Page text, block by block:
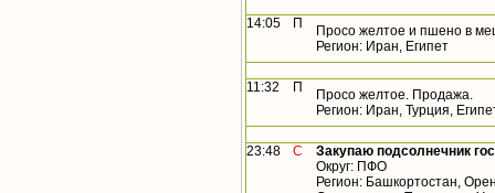
14:05 П
Просо желтое и пшено в
Регион: Иран, Египет
11:32 П
Просо желтое. Продажа.
Регион: Иран, Турция,
23:48 С
Закупаю подсолнечник
Округ: ПФО
Регион: Башкортостан,